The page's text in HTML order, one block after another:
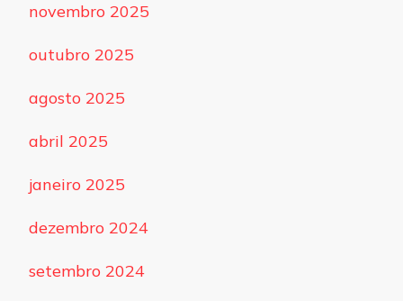
novembro 2025
outubro 2025
agosto 2025
abril 2025
janeiro 2025
dezembro 2024
setembro 2024